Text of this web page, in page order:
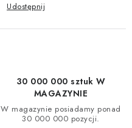
Udostępnij
30 000 000 sztuk W
MAGAZYNIE
W magazynie posiadamy ponad
30 000 000 pozycji.